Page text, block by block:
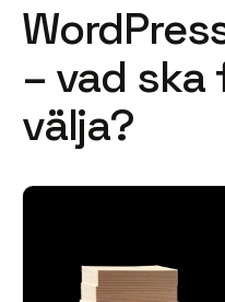
– vad
välja?